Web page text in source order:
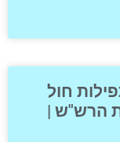
חול
הרש"ש |